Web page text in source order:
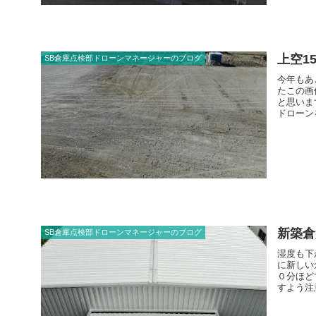
SB倉庫点検部ドローンマネージャーのブログ 上空
今年も
たこの
と思い
ドロー
SB倉庫点検部ドローンマネージャーのブログ 新築
湿度も
に新し
０分ほ
すよう